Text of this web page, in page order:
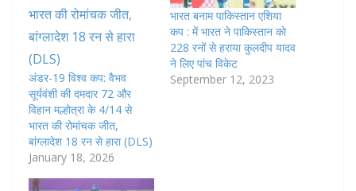
अंडर-19 विश्व कप: वैभव
सूर्यवंशी की दमदार 72 और
विहान मल्होत्रा के 4/14 से
भारत की रोमांचक जीत,
बांग्लादेश 18 रन से हारा (DLS)
January 18, 2026
भारत बनाम पाकिस्तान एशिया
कप : में भारत ने पाकिस्तान को
228 रनों से हराया कुलदीप यादव
ने लिए पांच विकेट
September 12, 2023